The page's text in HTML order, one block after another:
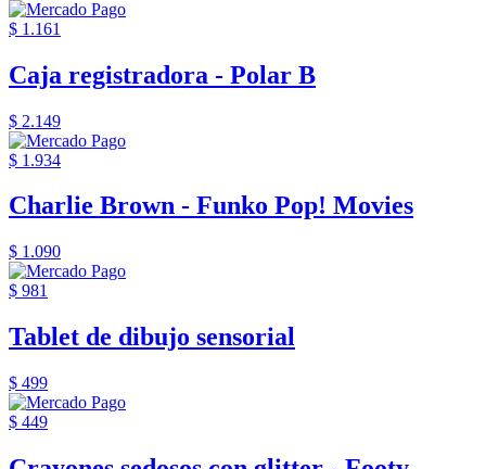
$ 1.161
Caja registradora - Polar B
$ 2.149
$ 1.934
Charlie Brown - Funko Pop! Movies
$ 1.090
$ 981
Tablet de dibujo sensorial
$ 499
$ 449